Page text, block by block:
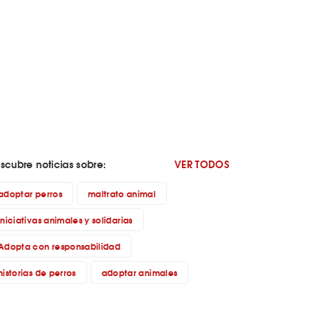
noticias sobre: VER TODOS
perros
maltrato animal
animales y solidarias
con responsabilidad
de perros
adoptar animales